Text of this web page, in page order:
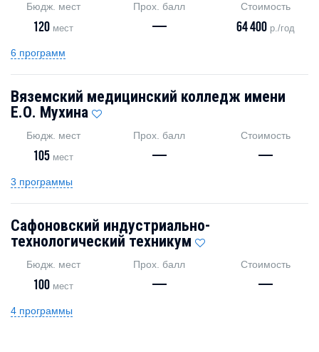
Бюдж. мест
120 мест
Прох. балл
—
Стоимость
64 400 р./год
6 программ
Вяземский медицинский колледж имени
Е.О. Мухина
Бюдж. мест
105 мест
Прох. балл
—
Стоимость
—
3 программы
Сафоновский индустриально-
технологический техникум
Бюдж. мест
100 мест
Прох. балл
—
Стоимость
—
4 программы